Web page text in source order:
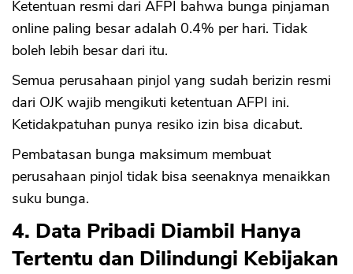
Ketentuan resmi dari AFPI bahwa bunga pinjaman
online paling besar adalah 0.4% per hari. Tidak
boleh lebih besar dari itu.
Semua perusahaan pinjol yang sudah berizin resmi
dari OJK wajib mengikuti ketentuan AFPI ini.
Ketidakpatuhan punya resiko izin bisa dicabut.
Pembatasan bunga maksimum membuat
perusahaan pinjol tidak bisa seenaknya menaikkan
suku bunga.
4. Data Pribadi Diambil Hanya
Tertentu dan Dilindungi Kebijakan